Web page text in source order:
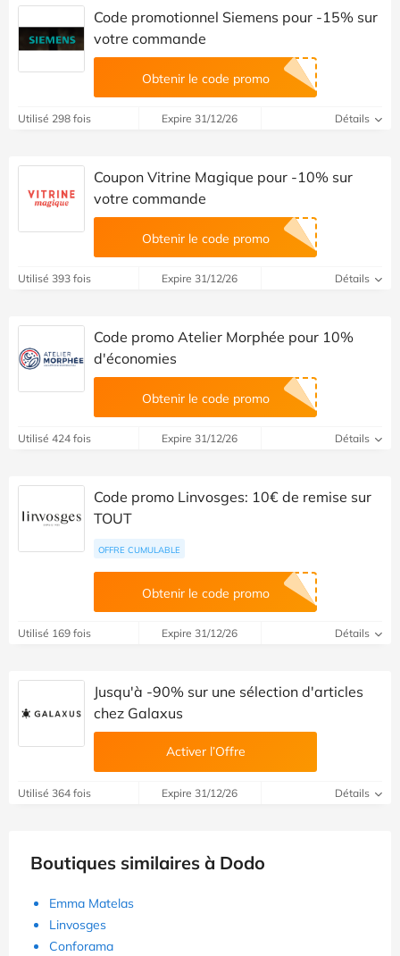
Code promotionnel Siemens pour -15% sur
votre commande
Obtenir le code promo
Utilisé 298 fois Expire 31/12/26 Détails
Coupon Vitrine Magique pour -10% sur
votre commande
Obtenir le code promo
Utilisé 393 fois Expire 31/12/26 Détails
Code promo Atelier Morphée pour 10%
d'économies
Obtenir le code promo
Utilisé 424 fois Expire 31/12/26 Détails
Code promo Linvosges: 10€ de remise sur
TOUT
OFFRE CUMULABLE
Obtenir le code promo
Utilisé 169 fois Expire 31/12/26 Détails
Jusqu'à -90% sur une sélection d'articles
chez Galaxus
Activer l’Offre
Utilisé 364 fois Expire 31/12/26 Détails
Boutiques similaires à Dodo
Emma Matelas
Linvosges
Conforama